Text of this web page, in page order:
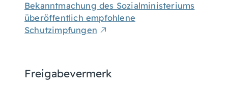
Bekanntmachung des Sozialministeriums
überöffentlich empfohlene
Schutzimpfungen
Freigabevermerk